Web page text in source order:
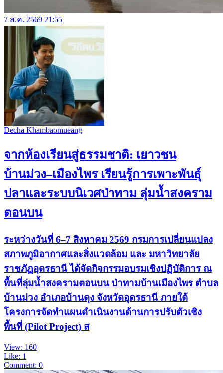
7 ส.ค. 2569 21:55
Decha Khambaomueang
จากห้องเรียนสู่ธรรมชาติ: เยาวชน
บ้านม่วง–เมืองไพร เรียนรู้การเพาะพันธุ์
ปลาและระบบนิเวศป่าทาม ลุ่มน้ำสงคราม
ตอนบน
ระหว่างวันที่ 6–7 สิงหาคม 2569 กรมการเปลี่ยนแปลง
สภาพภูมิอากาศและสิ่งแวดล้อม และ มหาวิทยาลัย
ราชภัฏอุดรธานี ได้จัดกิจกรรมอบรมเชิงปฏิบัติการ ณ
พื้นที่ลุ่มน้ำสงครามตอนบน ป่าทามบ้านเมืองไพร ตำบล
บ้านม่วง อำเภอบ้านดุง จังหวัดอุดรธานี ภายใต้
โครงการจัดทำแผนดำเนินงานด้านการปรับตัวเชิง
พื้นที่ (Pilot Project) ส
View: 160
Like: 1
Comment: 0